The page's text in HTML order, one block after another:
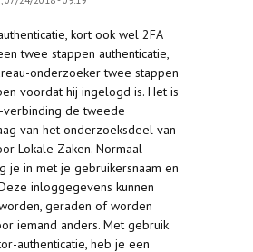
kort ook wel 2FA
twee stappen authenticatie,
onderzoeker twee stappen
voordat hij ingelogd is. Het is
verbinding de tweede
van het onderzoeksdeel van
Lokale Zaken. Normaal
je in met je gebruikersnaam en
inloggegevens kunnen
geraden of worden
iemand anders. Met gebruik
authenticatie, heb je een